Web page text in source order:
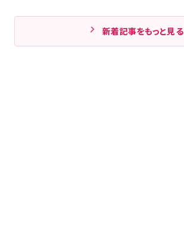
新着記事をもっと見る